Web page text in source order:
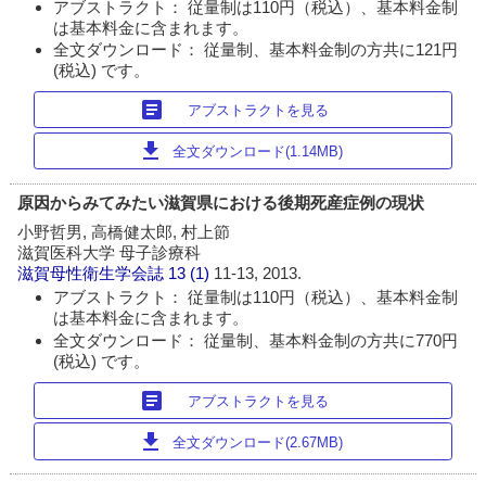
アブストラクト： 従量制は110円（税込）、基本料金制
は基本料金に含まれます。
全文ダウンロード： 従量制、基本料金制の方共に121円
(税込) です。
article アブストラクトを見る
download 全文ダウンロード(1.14MB)
原因からみてみたい滋賀県における後期死産症例の現状
小野哲男, 高橋健太郎, 村上節
滋賀医科大学 母子診療科
滋賀母性衛生学会誌 13 (1) 11-13, 2013.
アブストラクト： 従量制は110円（税込）、基本料金制
は基本料金に含まれます。
全文ダウンロード： 従量制、基本料金制の方共に770円
(税込) です。
article アブストラクトを見る
download 全文ダウンロード(2.67MB)